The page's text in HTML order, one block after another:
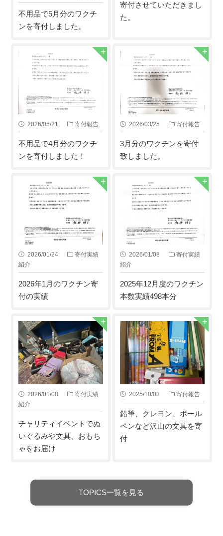
不用品で5月分のワクチ
ンを寄付しました。
寄付させていただきまし
た。
2026/05/21 寄付報告
不用品で4月分のワクチ
ンを寄付しました！
2026/03/25 寄付報告
3月分のワクチンを寄付
致しました。
2026/01/24
寄付実績
紹介
2026年1月のワクチン寄
付の実績
2026/01/08
寄付実績
紹介
2025年12月度のワクチン
本数実績498本分
2026/01/08
寄付実績
紹介
チャリティイベントでぬ
いぐるみや文具、おもち
ゃをお届け
2025/10/03 寄付報告
鉛筆、クレヨン、ボール
ペンなど沢山の文具を寄
付
TOPICS一覧を見る